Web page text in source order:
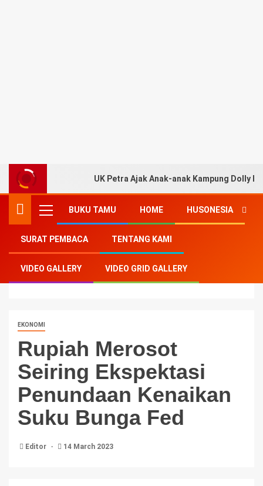
UK Petra Ajak Anak-anak Kampung Dolly
BUKU TAMU HOME HUSONESIA
SURAT PEMBACA TENTANG KAMI
VIDEO GALLERY VIDEO GRID GALLERY
Home-Ekonomi-Rupiah Merosot Seiring Ekspektasi
Penundaan Kenaikan Suku Bunga Fed
EKONOMI
Rupiah Merosot
Seiring Ekspektasi
Penundaan Kenaikan
Suku Bunga Fed
Editor 14 March 2023